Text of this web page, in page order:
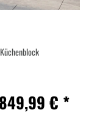
849,99 € *